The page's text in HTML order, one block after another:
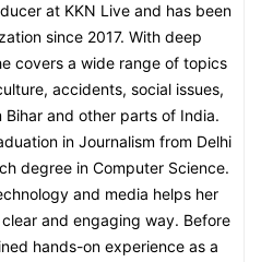
at KKN Live and has been
since 2017. With deep
covers a wide range of topics
accidents, social issues,
and other parts of India.
in Journalism from Delhi
degree in Computer Science.
and media helps her
and engaging way. Before
hands-on experience as a